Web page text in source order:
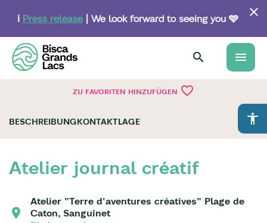
content
ℹ️ Press release| We look forward to seeing you 🩵
menu
ZU FAVORITEN HINZUFÜGEN favorite_border
accessibility
BESCHREIBUNGKONTAKTLAGE
Atelier journal créatif
Atelier "Terre d'aventures créatives" Plage de
Caton, Sanguinet